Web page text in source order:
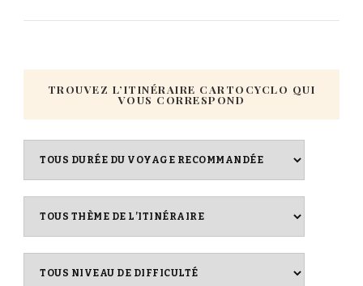
TROUVEZ L’ITINÉRAIRE CARTOCYCLO QUI
VOUS CORRESPOND